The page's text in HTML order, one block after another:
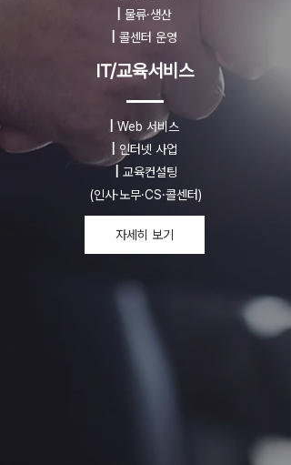
물류·생산
콜센터 운영
IT/교육서비스
Web 서비스
인터넷 사업
교육컨설팅
(인사·노무·CS·콜센터)
자세히 보기